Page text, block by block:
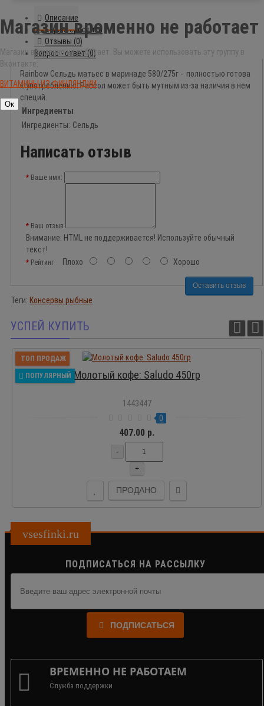
Описание
Характеристики
Отзывы (0)
Вопрос - ответ (0)
Rainbow Сельдь матьес в маринаде 580/275г - полностью готова
к употреблению. Рассол может быть мутным из-за наличия в нем
специй.
Ингредиенты
Ингредиенты: Сельдь
Написать отзыв
Ваше имя:
Ваш отзыв
Внимание: HTML не поддерживается! Используйте обычный
текст!
Рейтинг Плохо Хорошо
Оставить отзыв
Теги: Консервы рыбные
УСПЕЙ КУПИТЬ
ТОП ПРОДАЖ
ПОПУЛЯРНЫЙ Молотый кофе: Saludo 450гр
1443447
0
407.00 р.
-
+
ПРОДАНО
vsesfinki.ru
ПОДПИСАТЬСЯ НА РАССЫЛКУ
ПОДПИСАТЬСЯ
ВРЕМЕННО НЕ РАБОТАЕМ
Служба поддержки
Магазин временно не работает
Магазин временно не работает. Вы можете использовать эту группу в
Вконтакте:
ВИТАМИНЫ ИЗ ФИНЛЯНДИИ
Ок